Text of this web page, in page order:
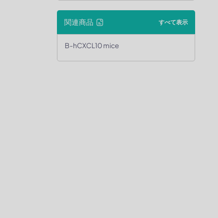
関連商品 すべて表示
B-hCXCL10 mice